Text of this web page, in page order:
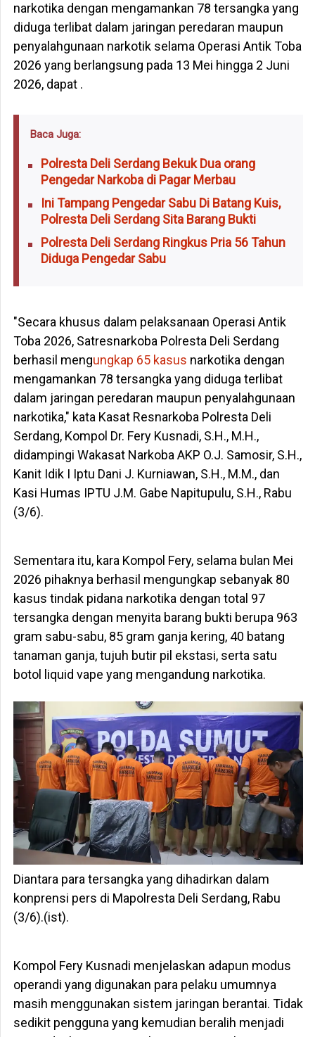
narkotika dengan mengamankan 78 tersangka yang
diduga terlibat dalam jaringan peredaran maupun
penyalahgunaan narkotik selama Operasi Antik Toba
2026 yang berlangsung pada 13 Mei hingga 2 Juni
2026, dapat .
Baca Juga:
Polresta Deli Serdang Bekuk Dua orang
Pengedar Narkoba di Pagar Merbau
Ini Tampang Pengedar Sabu Di Batang Kuis,
Polresta Deli Serdang Sita Barang Bukti
Polresta Deli Serdang Ringkus Pria 56 Tahun
Diduga Pengedar Sabu
"Secara khusus dalam pelaksanaan Operasi Antik
Toba 2026, Satresnarkoba Polresta Deli Serdang
berhasil mengungkap 65 kasus narkotika dengan
mengamankan 78 tersangka yang diduga terlibat
dalam jaringan peredaran maupun penyalahgunaan
narkotika," kata Kasat Resnarkoba Polresta Deli
Serdang, Kompol Dr. Fery Kusnadi, S.H., M.H.,
didampingi Wakasat Narkoba AKP O.J. Samosir, S.H.,
Kanit Idik I Iptu Dani J. Kurniawan, S.H., M.M., dan
Kasi Humas IPTU J.M. Gabe Napitupulu, S.H., Rabu
(3/6).
Sementara itu, kara Kompol Fery, selama bulan Mei
2026 pihaknya berhasil mengungkap sebanyak 80
kasus tindak pidana narkotika dengan total 97
tersangka dengan menyita barang bukti berupa 963
gram sabu-sabu, 85 gram ganja kering, 40 batang
tanaman ganja, tujuh butir pil ekstasi, serta satu
botol liquid vape yang mengandung narkotika.
Diantara para tersangka yang dihadirkan dalam
konprensi pers di Mapolresta Deli Serdang, Rabu
(3/6).(ist).
Kompol Fery Kusnadi menjelaskan adapun modus
operandi yang digunakan para pelaku umumnya
masih menggunakan sistem jaringan berantai. Tidak
sedikit pengguna yang kemudian beralih menjadi